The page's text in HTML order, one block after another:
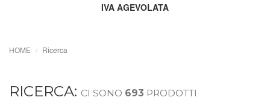
IVA AGEVOLATA
HOME Ricerca
RICERCA: CI SONO 693 PRODOTTI